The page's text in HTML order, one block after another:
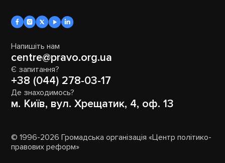
Напишіть нам
centre@pravo.org.ua
Є запитання?
+38 (044) 278-03-17
Де знаходимось?
м. Київ, вул. Хрещатик, 4, оф. 13
© 1996-2026 Громадська організація «Центр політико-
правових реформ»